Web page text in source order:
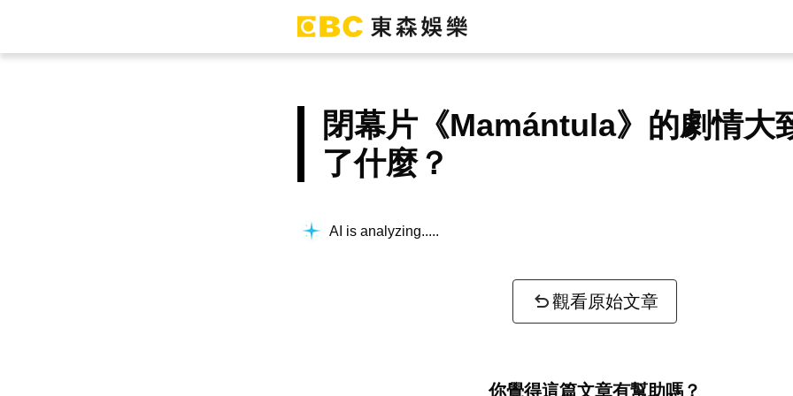
閉幕片《Mamántula》的劇情大
了什麼？
AI is analyzing...
觀看原始文章
你覺得這篇文章有幫助嗎？